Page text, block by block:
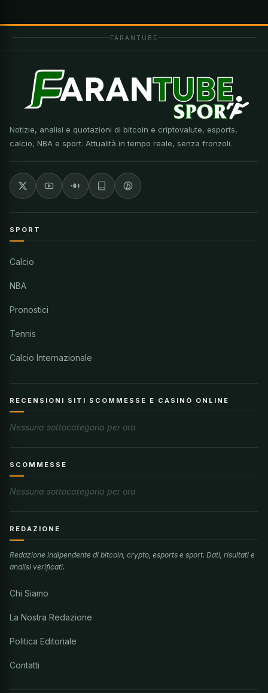
FARANTUBE
Notizie, analisi e quotazioni di bitcoin e criptovalute, esports,
calcio, NBA e sport. Attualità in tempo reale, senza fronzoli.
SPORT
Calcio
NBA
Pronostici
Tennis
Calcio Internazionale
RECENSIONI SITI SCOMMESSE E CASINÒ ONLINE
Nessuna sottocategoria per ora
SCOMMESSE
Nessuna sottocategoria per ora
REDAZIONE
Redazione indipendente di bitcoin, crypto, esports e sport. Dati, risultati e
analisi verificati.
Chi Siamo
La Nostra Redazione
Politica Editoriale
Contatti